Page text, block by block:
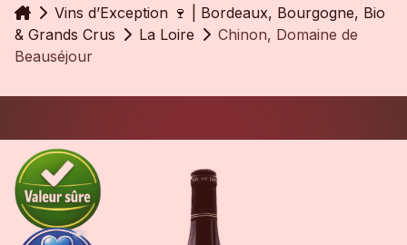
AccueilVins d’Exception 🍷 | Bordeaux, Bourgogne, Bio
& Grands Crus
La Loire
Chinon, Domaine de
Beauséjour